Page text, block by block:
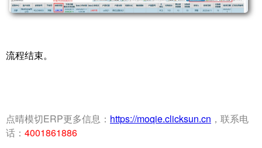
流程结束。
点晴模切ERP更多信息： https://moqie.clicksun.cn ，联系电
话： 4001861886